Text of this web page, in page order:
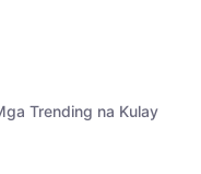
Trending na Kulay